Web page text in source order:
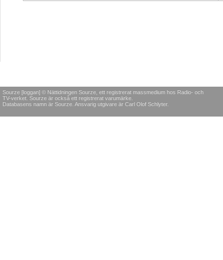
Sourze [loggan] © Nättidningen Sourze, ett registrerat massmedium hos Radio- och
TV-verket. Sourze är också ett registrerat varumärke.
Databasens namn är Sourze. Ansvarig utgivare är Carl Olof Schlyter.